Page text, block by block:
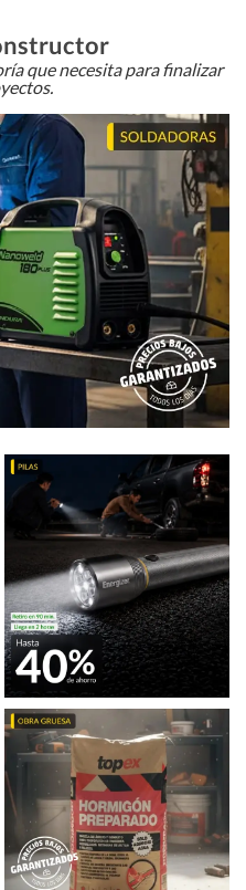
que necesita para finalizar